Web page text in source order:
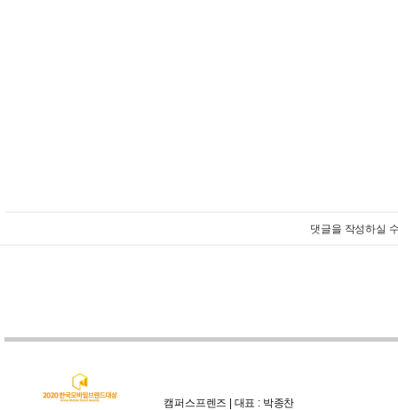
댓글을 작성하실
캠퍼스프렌즈 | 대표 : 박종찬